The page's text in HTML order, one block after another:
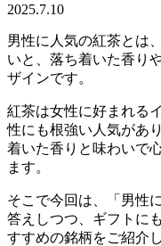
2025.7.10
男性に人気の紅茶とは
いと、落ち着いた香り
ザインです。
紅茶は女性に好まれる
性にも根強い人気があ
着いた香りと味わいで
ます。
そこで今回は、「男性
答えしつつ、ギフトに
すすめの銘柄をご紹介し